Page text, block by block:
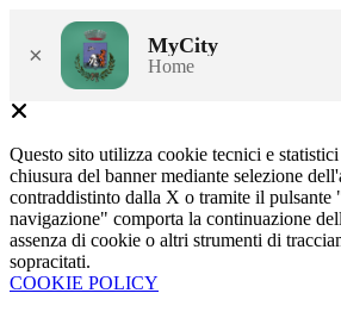
× MyCity
Home
Questo sito utilizza cookie tecnici e
chiusura del banner mediante selezione
contraddistinto dalla X o tramite il pulsante
navigazione" comporta la continuazione
assenza di cookie o altri strumenti di
sopracitati.
COOKIE POLICY